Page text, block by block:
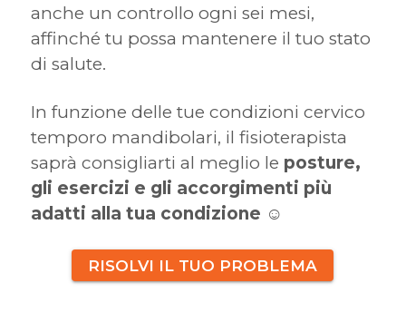
anche un controllo ogni sei mesi,
affinché tu possa mantenere il tuo stato
di salute.
In funzione delle tue condizioni cervico
temporo mandibolari, il fisioterapista
saprà consigliarti al meglio le posture,
gli esercizi e gli accorgimenti più
adatti alla tua condizione ☺
RISOLVI IL TUO PROBLEMA